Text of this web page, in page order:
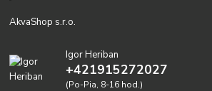
AkvaShop s.r.o.
Igor Heriban
+421915272027
(Po-Pia, 8-16 hod.)